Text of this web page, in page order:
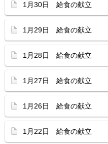
1月30日 給食の献立
1月29日 給食の献立
1月28日 給食の献立
1月27日 給食の献立
1月26日 給食の献立
1月22日 給食の献立